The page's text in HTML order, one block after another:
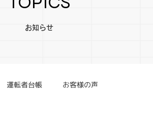
​お知らせ
運転者台帳 お客様の声